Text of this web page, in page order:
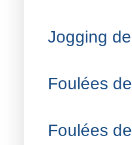
Jogging
Foulées
Foulées